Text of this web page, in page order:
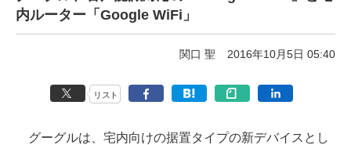
内ルーター「Google WiFi」
関口 聖 2016年10月5日 05:40
リスト
グーグルは、宅内向けの据置タイプの新デバイスとし